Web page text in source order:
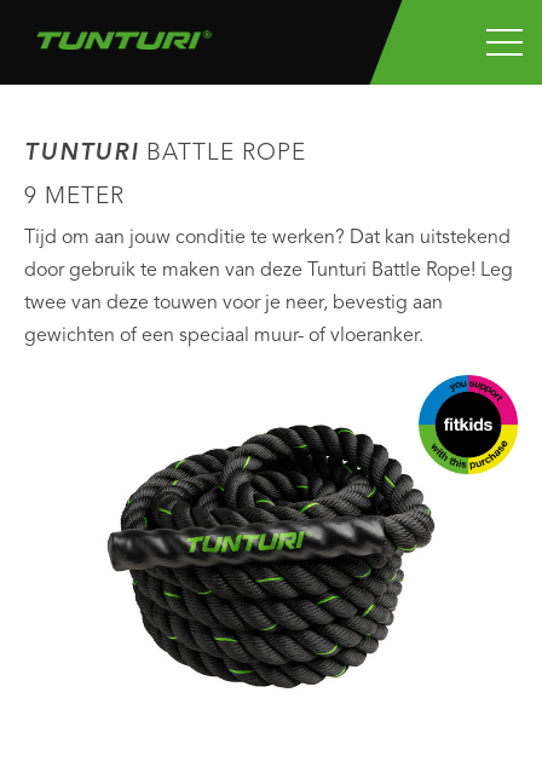
TUNTURI BATTLE ROPE
9 METER
Tijd om aan jouw conditie te werken? Dat kan uitstekend
door gebruik te maken van deze Tunturi Battle Rope! Leg
twee van deze touwen voor je neer, bevestig aan
gewichten of een speciaal muur- of vloeranker.